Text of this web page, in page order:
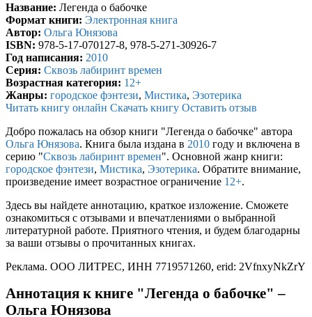
Название: Легенда о бабочке
Формат книги: Электронная книга
Автор: Ольга Юнязова
ISBN: 978-5-17-070127-8, 978-5-271-30926-7
Год написания: 2010
Серия: Сквозь лабиринт времен
Возрастная категория: 12+
Жанры: городское фэнтези, Мистика, Эзотерика
Читать книгу онлайн Скачать книгу Оставить отзыв
Добро пожалась на обзор книги "Легенда о бабочке" автора
Ольга Юнязова. Книга была издана в 2010 году и включена в
серию "Сквозь лабиринт времен". Основной жанр книги:
городское фэнтези, Мистика, Эзотерика. Обратите внимание,
произведение имеет возрастное ограничение 12+.
Здесь вы найдете аннотацию, краткое изложение. Сможете
ознакомиться с отзывами и впечатлениями о выбранной
литературной работе. Приятного чтения, и будем благодарны
за ваши отзывы о прочитанных книгах.
Реклама. ООО ЛИТРЕС, ИНН 7719571260, erid: 2VfnxyNkZrY
Аннотация к книге "Легенда о бабочке" –
Ольга Юнязова